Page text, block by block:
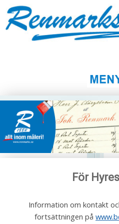
För
Information om kontakt
fortsättningen på